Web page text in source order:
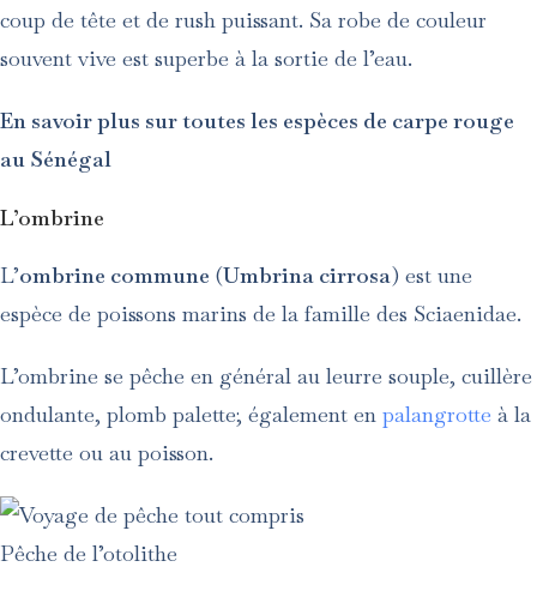
coup de tête et de rush puissant. Sa robe de couleur
souvent vive est superbe à la sortie de l’eau.
En savoir plus sur toutes les espèces de carpe rouge
au Sénégal
L’ombrine
L’ombrine commune (Umbrina cirrosa) est une
espèce de poissons marins de la famille des Sciaenidae.
L’ombrine se pêche en général au leurre souple, cuillère
ondulante, plomb palette; également en palangrotte à la
crevette ou au poisson.
Pêche de l’otolithe